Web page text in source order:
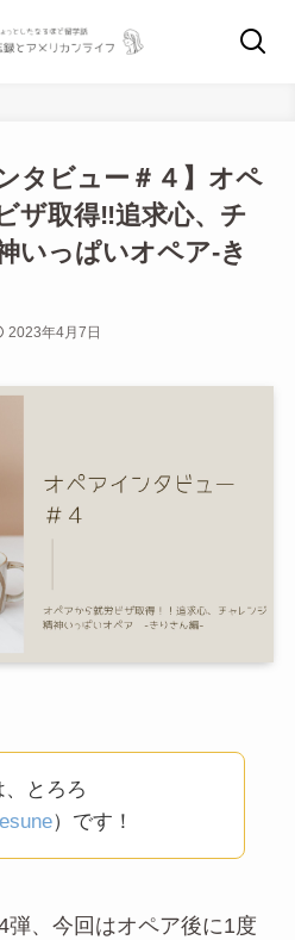
タビュー＃４】オペ
ザ取得‼︎追求心、チ
いっぱいオペア-き
2023年4月7日
、とろろ
）です！
弾、今回はオペア後に1度